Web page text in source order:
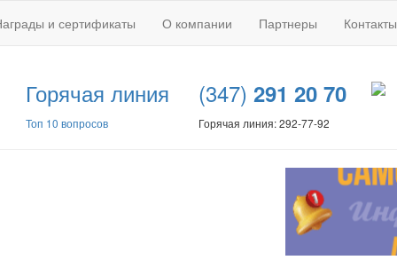
и сертификаты О компании Партнеры Контакты
Горячая линия
Топ 10 вопросов
(347) 291 20 70
Горячая линия: 292-77-92